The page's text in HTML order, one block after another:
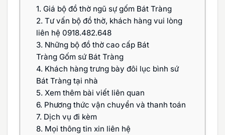
1. Giá bộ đồ thờ ngũ sự gốm Bát Tràng
2. Tư vấn bộ đồ thờ, khách hàng vui lòng
liên hệ 0918.482.648
3. Những bộ đồ thờ cao cấp Bát
Tràng Gốm sứ Bát Tràng
4. Khách hàng trưng bày đôi lục bình sứ
Bát Tràng tại nhà
5. Xem thêm bài viết liên quan
6. Phương thức vận chuyển và thanh toán
7. Dịch vụ đi kèm
8. Mọi thông tin xin liên hệ